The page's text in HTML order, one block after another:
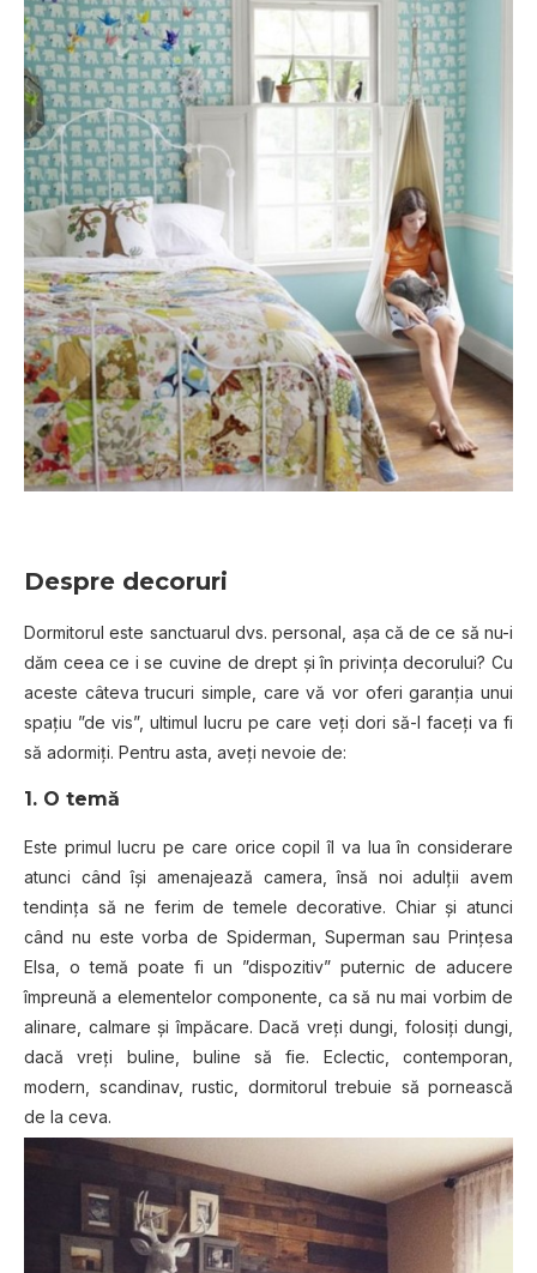
Despre decoruri
Dormitorul este sanctuarul dvs. personal, așa că de ce să nu-i
dăm ceea ce i se cuvine de drept și în privința decorului? Cu
aceste câteva trucuri simple, care vă vor oferi garanția unui
spațiu ”de vis”, ultimul lucru pe care veți dori să-l faceți va fi
să adormiți. Pentru asta, aveți nevoie de:
1. O temă
Este primul lucru pe care orice copil îl va lua în considerare
atunci când își amenajează camera, însă noi adulții avem
tendința să ne ferim de temele decorative. Chiar și atunci
când nu este vorba de Spiderman, Superman sau Prințesa
Elsa, o temă poate fi un ”dispozitiv” puternic de aducere
împreună a elementelor componente, ca să nu mai vorbim de
alinare, calmare și împăcare. Dacă vreți dungi, folosiți dungi,
dacă vreți buline, buline să fie. Eclectic, contemporan,
modern, scandinav, rustic, dormitorul trebuie să pornească
de la ceva.